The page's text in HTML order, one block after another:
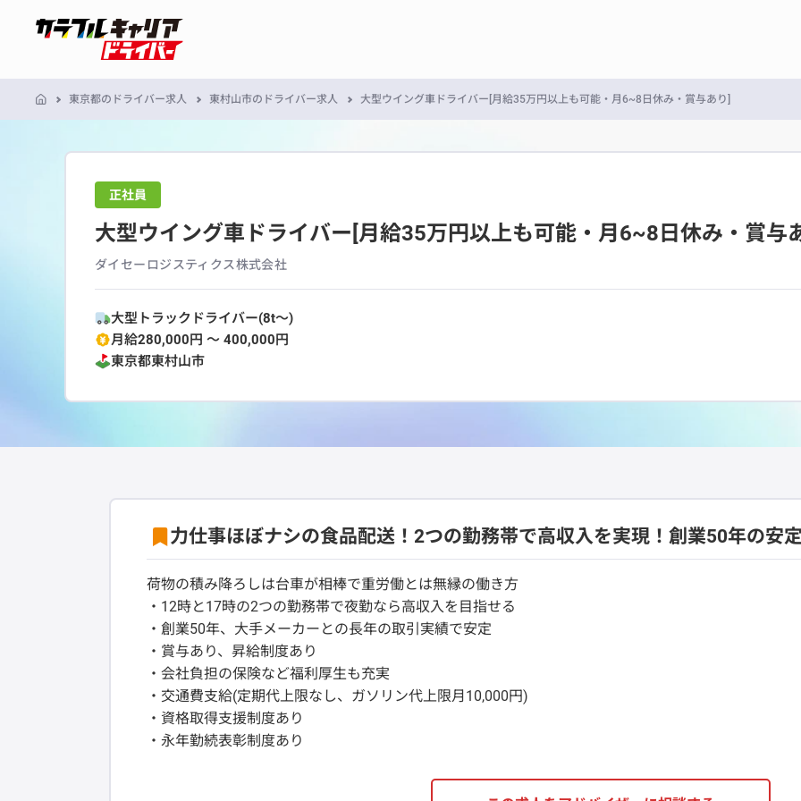
東京都のドライバー求人 東村山市のドライバー求人 大型ウイング車ドライバー[月給35万円以上も可能・月6~8日休み・賞与あり]
正社員
大型ウイング車ドライバー[月給35万円以上も可能・月6~8日休み・賞与
ダイセーロジスティクス株式会社
大型トラックドライバー(8t～)
月給280,000円 〜 400,000円
東京都東村山市
力仕事ほぼナシの食品配送！2つの勤務帯で高収入を実現！創業50年の安
荷物の積み降ろしは台車が相棒で重労働とは無縁の働き方
・12時と17時の2つの勤務帯で夜勤なら高収入を目指せる
・創業50年、大手メーカーとの長年の取引実績で安定
・賞与あり、昇給制度あり
・会社負担の保険など福利厚生も充実
・交通費支給(定期代上限なし、ガソリン代上限月10,000円)
・資格取得支援制度あり
・永年勤続表彰制度あり